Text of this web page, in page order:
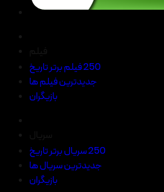
250 فیلم برتر تاریخ
جدیدترین فیلم ها
بازیگران
250 سریال برتر تاریخ
جدیدترین سریال ها
بازیگران